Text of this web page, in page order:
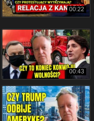
00:22
00:43